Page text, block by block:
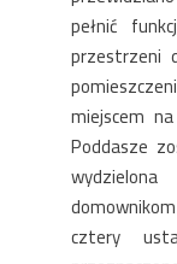
pełnić
przestrzeni
miejscem
Poddasze
cztery